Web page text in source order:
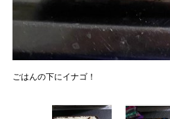
ごはんの下にイナゴ！